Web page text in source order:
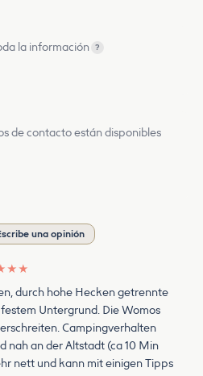
la información ?
de contacto están disponibles
una opinión
★ ★
durch hohe Hecken getrennte
Untergrund. Die Womos
Campingverhalten
nah an der Altstadt (ca 10 Min
nett und kann mit einigen Tipps